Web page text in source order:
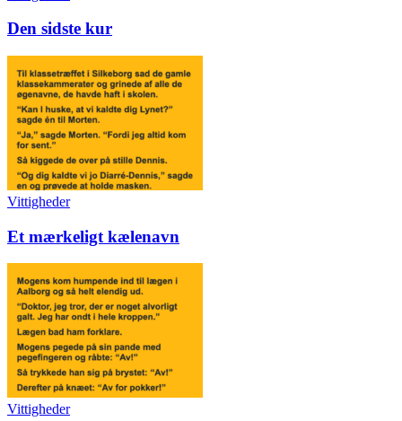
Den sidste kur
Vittigheder
Et mærkeligt kælenavn
Vittigheder